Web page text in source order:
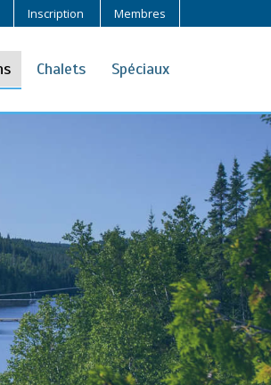
Inscription Membres
Chalets Spéciaux